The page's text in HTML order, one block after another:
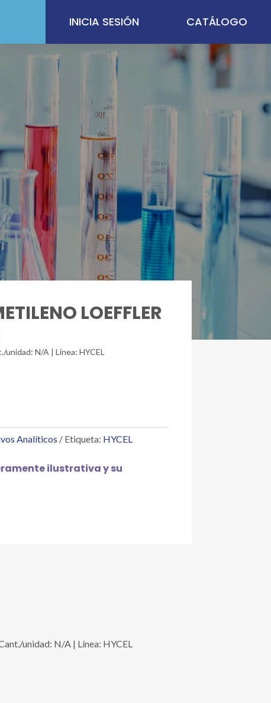
INICIA SESIÓN CATÁLOGO
LOEFFLER
N/A | Línea: HYCEL
Analíticos Etiqueta: HYCEL
ilustrativa y su
unidad: N/A | Línea: HYCEL